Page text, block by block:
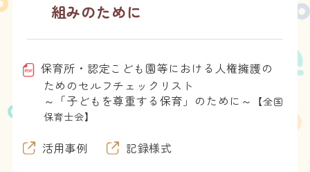
組みのために
保育所・認定こども園等における人権擁護の
ためのセルフチェックリスト
～「子どもを尊重する保育」のために～
【全国
保育士会】
活用事例 記録様式